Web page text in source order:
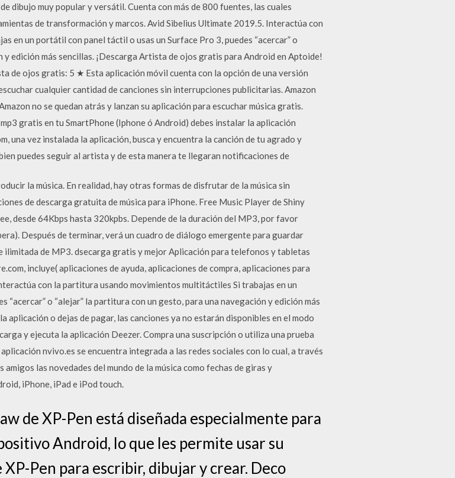
dibujo muy popular y versátil. Cuenta con más de 800 fuentes, las cuales
de transformación y marcos. Avid Sibelius Ultimate 2019.5. Interactúa con
en un portátil con panel táctil o usas un Surface Pro 3, puedes “acercar” o
edición más sencillas. ¡Descarga Artista de ojos gratis para Android en Aptoide!
de ojos gratis: 5 ★ Esta aplicación móvil cuenta con la opción de una versión
cualquier cantidad de canciones sin interrupciones publicitarias. Amazon
no se quedan atrás y lanzan su aplicación para escuchar música gratis.
gratis en tu SmartPhone (Iphone ó Android) debes instalar la aplicación
una vez instalada la aplicación, busca y encuentra la canción de tu agrado y
puedes seguir al artista y de esta manera te llegaran notificaciones de
la música. En realidad, hay otras formas de disfrutar de la música sin
de descarga gratuita de música para iPhone. Free Music Player de Shiny
desde 64Kbps hasta 320kpbs. Depende de la duración del MP3, por favor
Después de terminar, verá un cuadro de diálogo emergente para guardar
de MP3. dsecarga gratis y mejor Aplicación para telefonos y tabletas
incluye( aplicaciones de ayuda, aplicaciones de compra, aplicaciones para
con la partitura usando movimientos multitáctiles Si trabajas en un
o “alejar” la partitura con un gesto, para una navegación y edición más
o dejas de pagar, las canciones ya no estarán disponibles en el modo
y ejecuta la aplicación Deezer. Compra una suscripción o utiliza una prueba
nvivo.es se encuentra integrada a las redes sociales con lo cual, a través
las novedades del mundo de la música como fechas de giras y
iPhone, iPad e iPod touch.
de XP-Pen está diseñada especialmente para
Android, lo que les permite usar su
Pen para escribir, dibujar y crear. Deco